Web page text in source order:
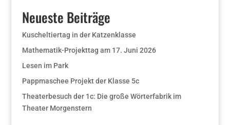
Neueste Beiträge
Kuscheltiertag in der Katzenklasse
Mathematik-Projekttag am 17. Juni 2026
Lesen im Park
Pappmaschee Projekt der Klasse 5c
Theaterbesuch der 1c: Die große Wörterfabrik im
Theater Morgenstern